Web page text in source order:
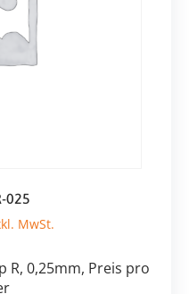
025
R, 0,25mm, Preis pro